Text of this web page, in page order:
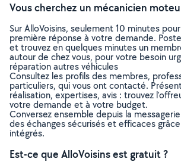
Vous cherchez un mécanicien
Sur AlloVoisins, seulement 10 minutes
première réponse à votre demande.
et trouvez en quelques minutes un
autour de chez vous, pour votre besoin
réparation autres véhicules
Consultez les profils des membres,
particuliers, qui vous ont contacté.
réalisation, expertises, avis : trouvez
votre demande et à votre budget.
Conversez ensemble depuis la
des échanges sécurisés et efficaces
intégrés.
Est-ce que AlloVoisins est gratuit ?